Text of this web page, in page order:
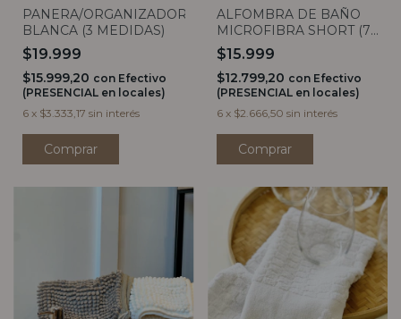
PANERA/ORGANIZADOR
BLANCA (3 MEDIDAS)
$19.999
$15.999,20 con Efectivo
(PRESENCIAL en locales)
6 x $3.333,17 sin interés
Comprar
ALFOMBRA DE BAÑO
MICROFIBRA SHORT (7
COLORES)
$15.999
$12.799,20 con Efectivo
(PRESENCIAL en locales)
6 x $2.666,50 sin interés
Comprar